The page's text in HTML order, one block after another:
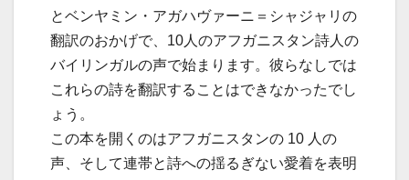
とベンヤミン・アガハヴァーニ＝シャジャリの
翻訳のおかげで、10人のアフガニスタン詩人の
バイリンガルの声で始まります。彼らなしでは
これらの詩を翻訳することはできなかったでし
ょう。
この本を開くのはアフガニスタンの 10 人の
声、そして連帯と詩への揺るぎない愛着を表明